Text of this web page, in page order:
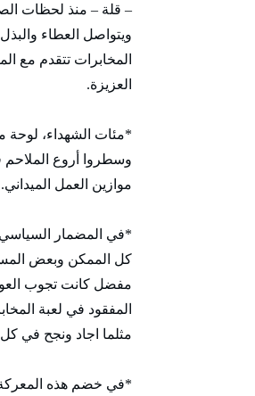
– قلة – منذ لحظات
ويتواصل العطاء
المخابرات تتقدم مع
العزيزة.
*مئات الشهداء، لوحة
وسطروا أروع الملاحم
موازين العمل الميداني.
*في المضمار السياسي
كل الممكن وبعض
مفضل كانت تجوب
المفقود في لعبة
مثلما اجاد ونجح في كل
*في خضم هذه المعركة